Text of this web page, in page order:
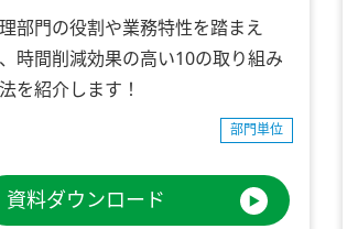
部門の役割や業務特性を踏まえ
時間削減効果の高い10の取り組み
を紹介します！
部門単位
資料ダウンロード